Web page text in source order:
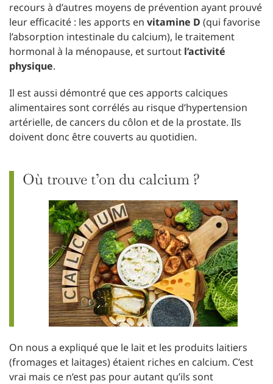
recours à d’autres moyens de prévention ayant prouvé
leur efficacité : les apports en vitamine D (qui favorise
l’absorption intestinale du calcium), le traitement
hormonal à la ménopause, et surtout l’activité
physique.
Il est aussi démontré que ces apports calciques
alimentaires sont corrélés au risque d’hypertension
artérielle, de cancers du côlon et de la prostate. Ils
doivent donc être couverts au quotidien.
Où trouve t’on du calcium ?
On nous a expliqué que le lait et les produits laitiers
(fromages et laitages) étaient riches en calcium. C’est
vrai mais ce n’est pas pour autant qu’ils sont